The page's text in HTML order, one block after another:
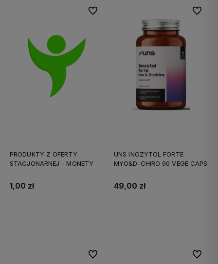
PRODUKTY Z OFERTY
STACJONARNEJ - MONETY
1,00 zł
Do ulubionych
UNS INOZYTOL FORTE
MYO&D-CHIRO 90 VEGE CAPS
49,00 zł
Do
Do ulubionych Do